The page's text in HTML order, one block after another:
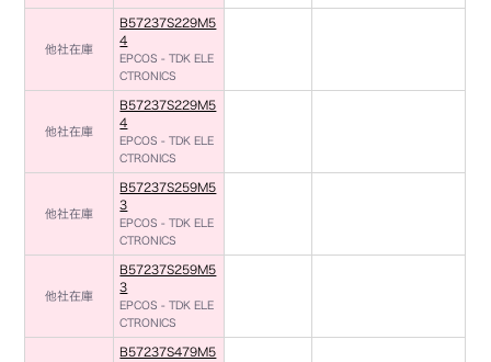
他社在庫
B57237S229M5
4
EPCOS - TDK ELE
CTRONICS
他社在庫
B57237S229M5
4
EPCOS - TDK ELE
CTRONICS
他社在庫
B57237S259M5
3
EPCOS - TDK ELE
CTRONICS
他社在庫
B57237S259M5
3
EPCOS - TDK ELE
CTRONICS
B57237S479M5